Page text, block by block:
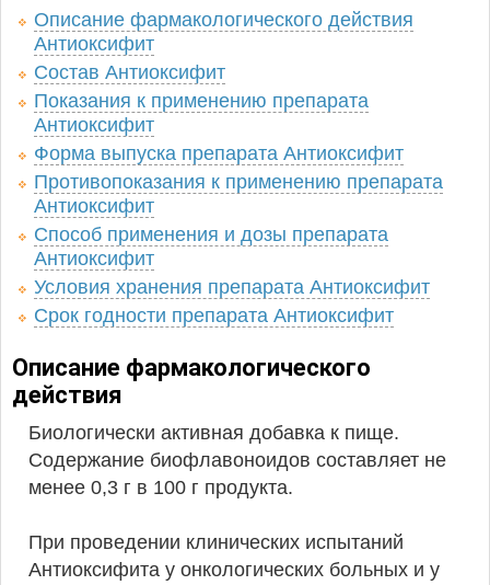
Описание фармакологического действия
Антиоксифит
Состав Антиоксифит
Показания к применению препарата
Антиоксифит
Форма выпуска препарата Антиоксифит
Противопоказания к применению препарата
Антиоксифит
Способ применения и дозы препарата
Антиоксифит
Условия хранения препарата Антиоксифит
Срок годности препарата Антиоксифит
Описание фармакологического
действия
Биологически активная добавка к пище.
Содержание биофлавоноидов составляет не
менее 0,3 г в 100 г продукта.
При проведении клинических испытаний
Антиоксифита у онкологических больных и у